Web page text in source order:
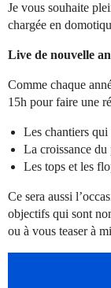
Je vous souhaite
chargée en
Live de nouvelle
Comme chaque
15h pour faire une
Les chantiers qui
La croissance du
Les tops et les
Ce sera aussi
objectifs qui sont
ou à vous teaser à